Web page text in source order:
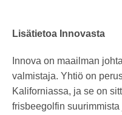
Lisätietoa Innovasta
Innova on maailman
valmistaja. Yhtiö on
Kaliforniassa, ja se on
frisbeegolfin